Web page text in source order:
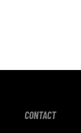
CONTACT